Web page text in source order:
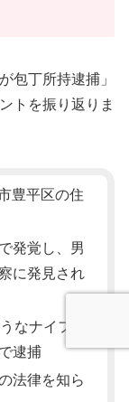
包丁所持逮捕」
トを振り返りま
豊平区の住
発覚し、男
に発見され
なナイフを
逮捕
法律を知ら